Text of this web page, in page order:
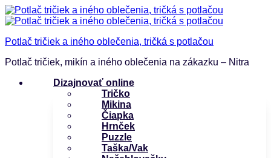
Potlač tričiek a iného oblečenia, tričká s potlačou
Potlač tričiek, mikín a iného oblečenia na zákazku – Nitra
Dizajnovať online
Tričko
Mikina
Čiapka
Hrnček
Puzzle
Taška/Vak